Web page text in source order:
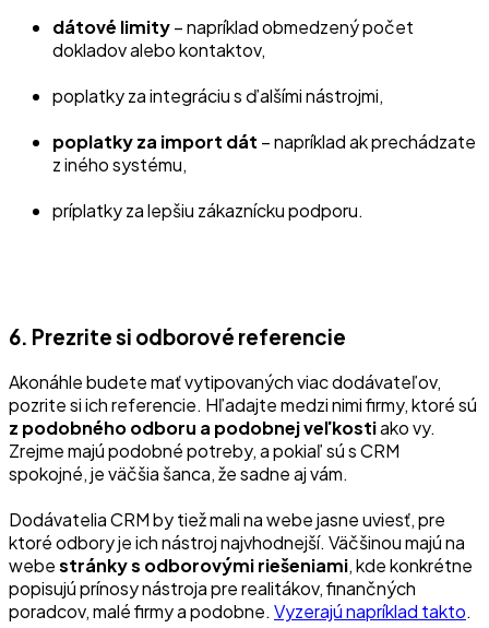
dátové limity– napríklad obmedzený počet
dokladov alebo kontaktov,
poplatky za integráciu s ďalšími nástrojmi,
poplatky za import dát – napríklad ak prechádzate
z iného systému,
príplatky za lepšiu zákaznícku podporu.
6. Prezrite si odborové referencie
Akonáhle budete mať vytipovaných viac dodávateľov,
pozrite si ich referencie. Hľadajte medzi nimi firmy, ktoré sú
z podobného odboru a podobnej veľkostiako vy.
Zrejme majú podobné potreby, a pokiaľ sú s CRM
spokojné, je väčšia šanca, že sadne aj vám.
Dodávatelia CRM by tiež mali na webe jasne uviesť, pre
ktoré odbory je ich nástroj najvhodnejší. Väčšinou majú na
webestránky s odborovými riešeniami, kde konkrétne
popisujú prínosy nástroja pre realitákov, finančných
poradcov, malé firmy a podobne. Vyzerajú napríklad takto.